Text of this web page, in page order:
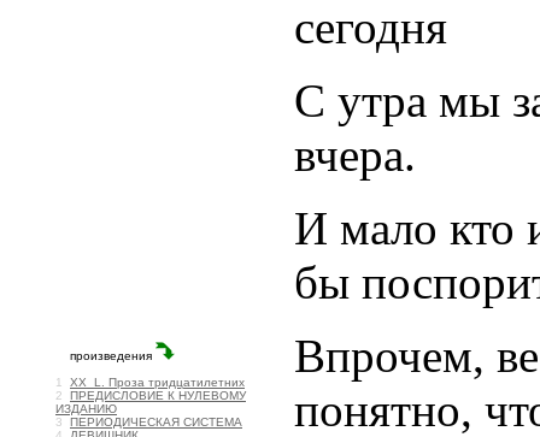
сегодня
С утра мы
вчера.
И мало кто
бы
Впрочем,
понятно,